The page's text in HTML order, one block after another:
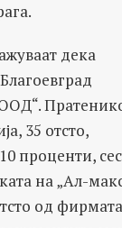
дека
35 отсто,
проценти,
на „Ал-
од